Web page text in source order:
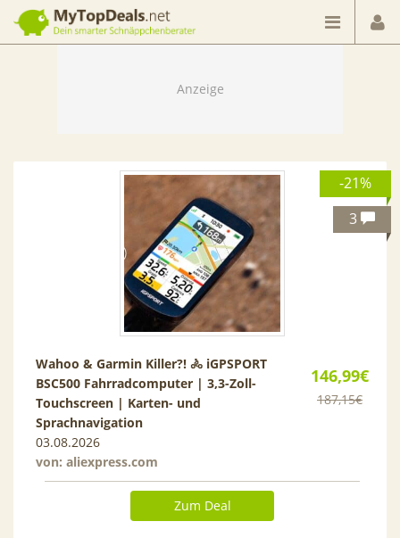
Dein smarter Schnäppchenberater
-21%
3
146,99€
187,15€
Wahoo & Garmin Killer?! 🚴 iGPSPORT
BSC500 Fahrradcomputer | 3,3-Zoll-
Touchscreen | Karten- und
Sprachnavigation
03.08.2026
von: aliexpress.com
Zum Deal